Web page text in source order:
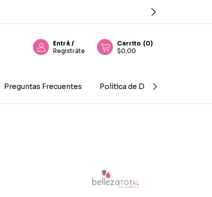
Entrá /
Registráte
Carrito (0)
$0,00
Preguntas Frecuentes Política de Devolución